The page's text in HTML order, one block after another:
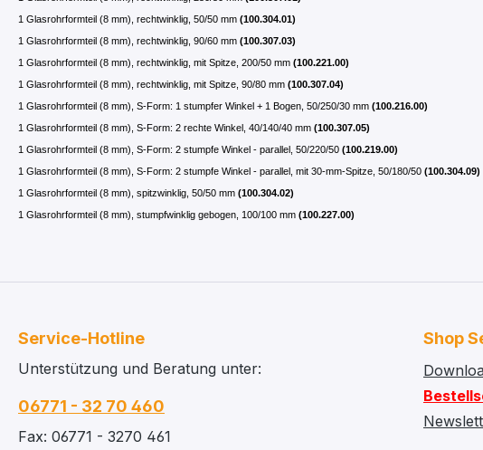
1 Glasrohrformteil (8 mm), rechtwinklig, 50/50 mm (100.304.01)
1 Glasrohrformteil (8 mm), rechtwinklig, 90/60 mm (100.307.03)
1 Glasrohrformteil (8 mm), rechtwinklig, mit Spitze, 200/50 mm (100.221.00)
1 Glasrohrformteil (8 mm), rechtwinklig, mit Spitze, 90/80 mm (100.307.04)
1 Glasrohrformteil (8 mm), S-Form: 1 stumpfer Winkel + 1 Bogen, 50/250/30 mm (100.216.00)
1 Glasrohrformteil (8 mm), S-Form: 2 rechte Winkel, 40/140/40 mm (100.307.05)
1 Glasrohrformteil (8 mm), S-Form: 2 stumpfe Winkel - parallel, 50/220/50 (100.219.00)
1 Glasrohrformteil (8 mm), S-Form: 2 stumpfe Winkel - parallel, mit 30-mm-Spitze, 50/180/50 (100.304.09)
1 Glasrohrformteil (8 mm), spitzwinklig, 50/50 mm (100.304.02)
1 Glasrohrformteil (8 mm), stumpfwinklig gebogen, 100/100 mm (100.227.00)
Service-Hotline
Unterstützung und Beratung unter:
06771 - 32 70 460
Fax: 06771 - 3270 461
Shop